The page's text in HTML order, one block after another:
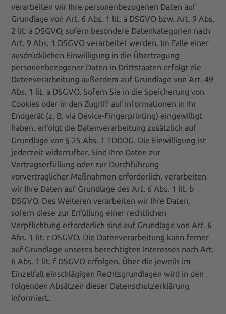
verarbeiten wir Ihre personenbezogenen Daten auf
Grundlage von Art. 6 Abs. 1 lit. a DSGVO bzw. Art. 9 Abs.
2 lit. a DSGVO, sofern besondere Datenkategorien nach
Art. 9 Abs. 1 DSGVO verarbeitet werden. Im Falle einer
ausdrücklichen Einwilligung in die Übertragung
personenbezogener Daten in Drittstaaten erfolgt die
Datenverarbeitung außerdem auf Grundlage von Art. 49
Abs. 1 lit. a DSGVO. Sofern Sie in die Speicherung von
Cookies oder in den Zugriff auf Informationen in Ihr
Endgerät (z. B. via Device-Fingerprinting) eingewilligt
haben, erfolgt die Datenverarbeitung zusätzlich auf
Grundlage von § 25 Abs. 1 TDDDG. Die Einwilligung ist
jederzeit widerrufbar. Sind Ihre Daten zur
Vertragserfüllung oder zur Durchführung
vorvertraglicher Maßnahmen erforderlich, verarbeiten
wir Ihre Daten auf Grundlage des Art. 6 Abs. 1 lit. b
DSGVO. Des Weiteren verarbeiten wir Ihre Daten,
sofern diese zur Erfüllung einer rechtlichen
Verpflichtung erforderlich sind auf Grundlage von Art. 6
Abs. 1 lit. c DSGVO. Die Datenverarbeitung kann ferner
auf Grundlage unseres berechtigten Interesses nach Art.
6 Abs. 1 lit. f DSGVO erfolgen. Über die jeweils im
Einzelfall einschlägigen Rechtsgrundlagen wird in den
folgenden Absätzen dieser Datenschutzerklärung
informiert.